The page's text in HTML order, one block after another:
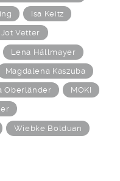
Isa Keitz
Jot Vetter
Lena Hällmayer
Magdalena Kaszuba
Oberländer MOKI
Wiebke Bolduan